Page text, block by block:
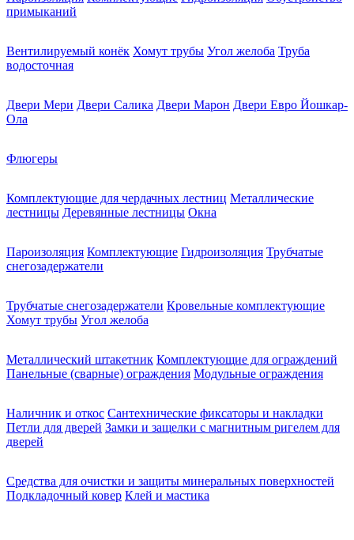
примыканий
Вентилируемый конёк Хомут трубы Угол желоба Труба
водосточная
Двери Мери Двери Салика Двери Марон Двери Евро Йошкар-
Ола
Флюгеры
Комплектующие для чердачных лестниц Металлические
лестницы Деревянные лестницы Окна
Пароизоляция Комплектующие Гидроизоляция Трубчатые
снегозадержатели
Трубчатые снегозадержатели Кровельные комплектующие
Хомут трубы Угол желоба
Металлический штакетник Комплектующие для ограждений
Панельные (сварные) ограждения Модульные ограждения
Наличник и откос Сантехнические фиксаторы и накладки
Петли для дверей Замки и защелки с магнитным ригелем для
дверей
Средства для очистки и защиты минеральных поверхностей
Подкладочный ковер Клей и мастика